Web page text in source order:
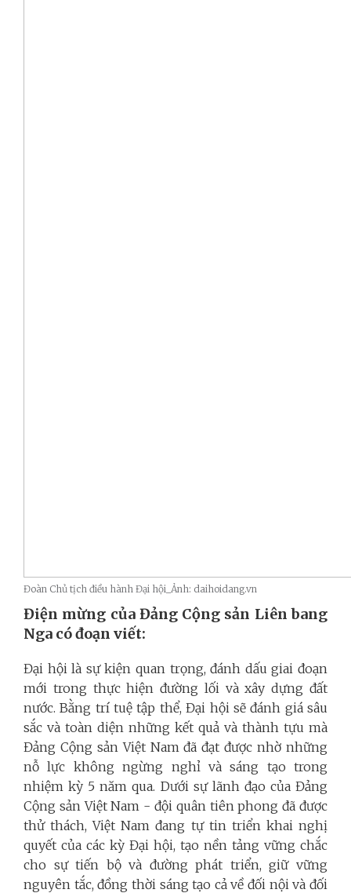
Đoàn Chủ tịch điều hành Đại hội_Ảnh: daihoidang.vn
Điện mừng của Đảng Cộng sản Liên bang
Nga có đoạn viết:
Đại hội là sự kiện quan trọng, đánh dấu giai đoạn
mới trong thực hiện đường lối và xây dựng đất
nước. Bằng trí tuệ tập thể, Đại hội sẽ đánh giá sâu
sắc và toàn diện những kết quả và thành tựu mà
Đảng Cộng sản Việt Nam đã đạt được nhờ những
nỗ lực không ngừng nghỉ và sáng tạo trong
nhiệm kỳ 5 năm qua. Dưới sự lãnh đạo của Đảng
Cộng sản Việt Nam - đội quân tiên phong đã được
thử thách, Việt Nam đang tự tin triển khai nghị
quyết của các kỳ Đại hội, tạo nền tảng vững chắc
cho sự tiến bộ và đường phát triển, giữ vững
nguyên tắc, đồng thời sáng tạo cả về đối nội và đối